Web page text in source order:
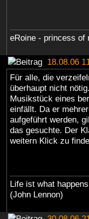
eRoine - princess of
18.08.06
Für alle, die
überhaupt nicht
Musikstück eines
einfällt. Da er
aufgeführt werden,
das gesuchte. Der
weitern Klick zu
Life ist what
(John Lennon)